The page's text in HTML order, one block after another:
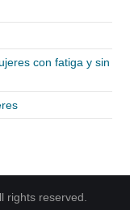
con fatiga y sin
rights reserved.